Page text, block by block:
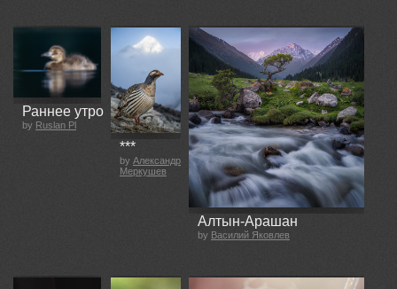
Раннее утро
by Ruslan Pl
***
by Александр
Меркушев
Алтын-Арашан
by Василий Яковлев